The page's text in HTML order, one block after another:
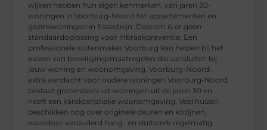
wijken hebben hun eigen kenmerken, van jaren 30-
woningen in Voorburg-Noord tot appartementen en
gezinswoningen in Essesteijn. Daarom is er geen
standaardoplossing voor inbraakpreventie. Een
professionele slotenmaker Voorburg kan helpen bij het
kiezen van beveiligingsmaatregelen die aansluiten bij
jouw woning en woonomgeving. Voorburg-Noord:
extra aandacht voor oudere woningen Voorburg-Noord
bestaat grotendeels uit woningen uit de jaren 30 en
heeft een karakteristieke woonomgeving. Veel huizen
beschikken nog over originele deuren en kozijnen,
waardoor verouderd hang- en sluitwerk regelmatig